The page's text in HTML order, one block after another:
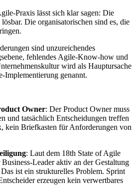
Praxis lässt sich klar sagen: Die
Die organisatorischen sind es, die
sind unzureichendes
fehlendes Agile-Know-how und
wird als Hauptursache
Implementierung genannt.
Owner: Der Product Owner muss
und tatsächlich Entscheidungen treffen
kein Briefkasten für Anforderungen von
: Laut dem 18th State of Agile
Leader aktiv an der Gestaltung
ist ein strukturelles Problem. Sprint
erzeugen kein verwertbares